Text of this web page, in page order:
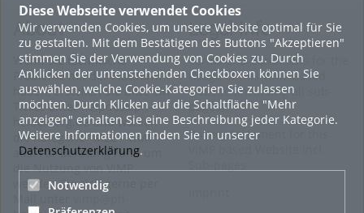
Diese Webseite verwendet Cookies
Wir verwenden Cookies, um unsere Website optimal für Sie
zu gestalten. Mit dem Bestätigen des Buttons "Akzeptieren"
stimmen Sie der Verwendung von Cookies zu. Durch
Anklicken der untenstehenden Checkboxen können Sie
auswählen, welche Cookie-Kategorien Sie zulassen
möchten. Durch Klicken auf die Schaltfläche "Mehr
anzeigen" erhalten Sie eine Beschreibung jeder Kategorie.
Weitere Informationen finden Sie in unserer
Datenschutzerklärung.
Notwendig
About
Wenn Sie technische
Probleme mit der Plattform
haben, erstellen Sie bitte ein
Ticket unter helpdesk.ph-
heidelberg.de und wählen
die Kategorie "MEZ - ViMP"
aus. Für Beratung rund um
die Nutzung von ViMP
wenden Sie sich gerne per
Legal Info
Terms and Conditions for the
Usage of this ViMP based
website (including all sub-
pages)
Privacy Statement for this